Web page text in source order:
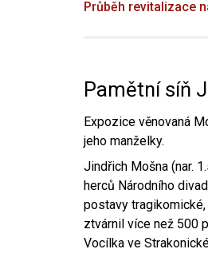
Průběh revitalizace
Pamětní síň
Expozice věnovaná
jeho manželky.
Jindřich Mošna (nar.
herců Národního
postavy
ztvárnil více než 500
Vocílka ve